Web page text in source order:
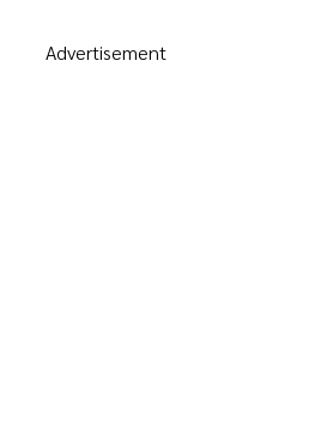
Advertisement